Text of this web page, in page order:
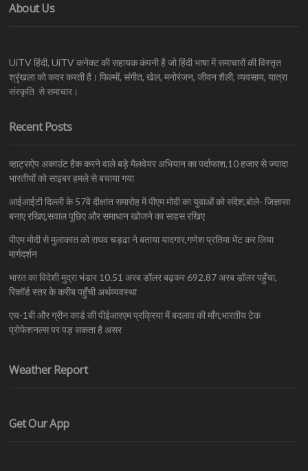
About Us
UiTV हिंदी, UiTV कनेक्ट की सहायक कंपनी है जो हिंदी भाषा में समाचारों की विस्तृत
श्रृंखला को कवर करती है। फिल्मों, संगीत, खेल, मनोरंजन, जीवन शैली, व्यवसाय, यात्रा
संस्कृति से समाचार।
Recent Posts
व्हाट्सऐप अकाउंट हैक करने वाले बड़े मैलवेयर अभियान का पर्दाफाश,10 हजार से ज्यादा
भारतीयों को साइबर हमले से बचाया गया
आईआईटी दिल्ली के 57वें दीक्षांत समारोह में पीएम मोदी का युवाओं को संदेश,बोले- जिज्ञासा
बनाए रखिए,सवाल पूछिए और समाधान खोजने का साहस रखिए
पीएम मोदी से मुलाकात को राघव चड्ढा ने बताया यादगार,गणेश प्रतिमा भेंट कर लिया
मार्गदर्शन
भारत का विदेशी मुद्रा भंडार 10.51 अरब डॉलर बढ़कर 692.87 अरब डॉलर पहुँचा,
रिकॉर्ड स्तर के करीब पहुँची अर्थव्यवस्था
एच-1बी और ग्रीन कार्ड की पीईआरएम प्रक्रिया में बदलाव की माँग,भारतीय टेक
प्रोफेशनल्स पर पड़ सकता है असर
Weather Report
Get Our App